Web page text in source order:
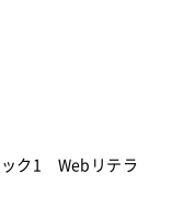
ック1 Webリテラ